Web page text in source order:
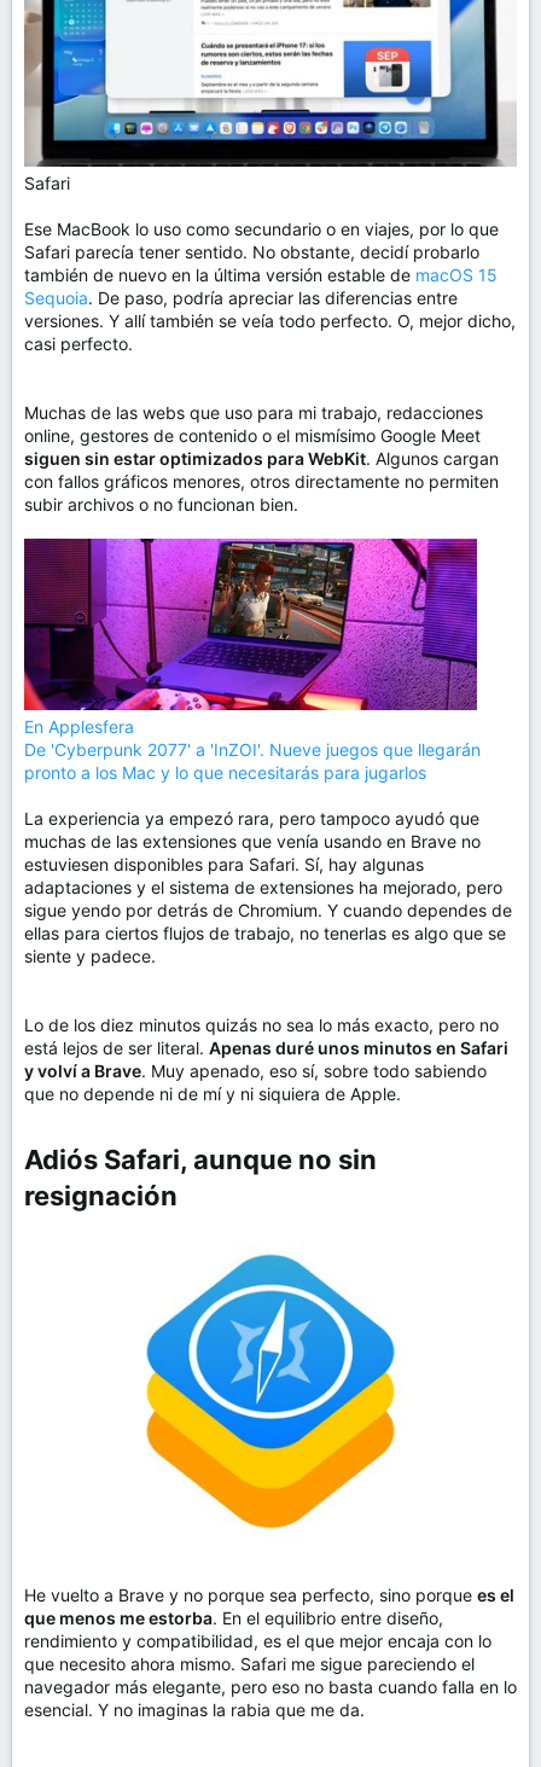
Safari
Ese MacBook lo uso como secundario o en viajes, por lo que
Safari parecía tener sentido. No obstante, decidí probarlo
también de nuevo en la última versión estable de macOS 15
Sequoia. De paso, podría apreciar las diferencias entre
versiones. Y allí también se veía todo perfecto. O, mejor dicho,
casi perfecto.
Muchas de las webs que uso para mi trabajo, redacciones
online, gestores de contenido o el mismísimo Google Meet
siguen sin estar optimizados para WebKit. Algunos cargan
con fallos gráficos menores, otros directamente no permiten
subir archivos o no funcionan bien.
En Applesfera
De 'Cyberpunk 2077' a 'InZOI'. Nueve juegos que llegarán
pronto a los Mac y lo que necesitarás para jugarlos
La experiencia ya empezó rara, pero tampoco ayudó que
muchas de las extensiones que venía usando en Brave no
estuviesen disponibles para Safari. Sí, hay algunas
adaptaciones y el sistema de extensiones ha mejorado, pero
sigue yendo por detrás de Chromium. Y cuando dependes de
ellas para ciertos flujos de trabajo, no tenerlas es algo que se
siente y padece.
Lo de los diez minutos quizás no sea lo más exacto, pero no
está lejos de ser literal. Apenas duré unos minutos en Safari
y volví a Brave. Muy apenado, eso sí, sobre todo sabiendo
que no depende ni de mí y ni siquiera de Apple.
Adiós Safari, aunque no sin
resignación​
He vuelto a Brave y no porque sea perfecto, sino porque es el
que menos me estorba. En el equilibrio entre diseño,
rendimiento y compatibilidad, es el que mejor encaja con lo
que necesito ahora mismo. Safari me sigue pareciendo el
navegador más elegante, pero eso no basta cuando falla en lo
esencial. Y no imaginas la rabia que me da.